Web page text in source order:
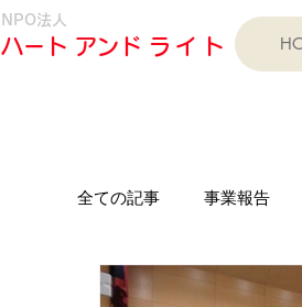
NPO法人
​ハート アンド ライト
全ての記事 事業報告
印岐志呂太鼓芦浦保存会